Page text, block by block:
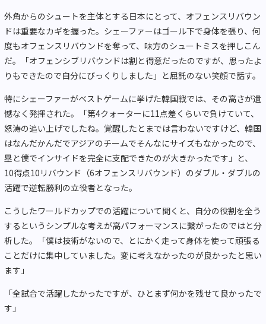
外角からのシュートを主体とする日本にとって、 オフェンスリバウン
ドは重要なカギを握った。 シェーファーはゴール下で身体を張り、 何
度もオフェンスリバウンドを奪って、 味方のシュートミスを押しこん
だ。「オフェンシブリバウンドは割と得意だったのですが、 思ったよ
りもできたので自分にびっくりしました」 と屈託のない笑顔で話す。
特にシェーファーがベストゲームに挙げた韓国戦では、 その高さが遺
憾なく発揮された。「第4クォーターに11点差くらいで負けていて、
怒涛の追い上げでしたね。覚醒したとまでは言わないですけど、 韓国
はなんだかんだでアジアのチームでそんなにサイズもなかったので、
塁と僕でインサイドを完全に支配できたのが大きかったです」と、
10得点10リバウンド（6オフェンスリバウンド）のダブル・ ダブルの
活躍で逆転勝利の立役者となった。
こうしたワールドカップでの活躍について聞くと、 自分の役割を全う
するというシンプルな考えが高パフォーマンスに繋がったのではと分
析した。「僕は技術がないので、 とにかく走って身体を使って頑張る
ことだけに集中していました。 変に考えなかったのが良かったと思い
ます」
「全試合で活躍したかったですが、 ひとまず何かを残せて良かったで
す」